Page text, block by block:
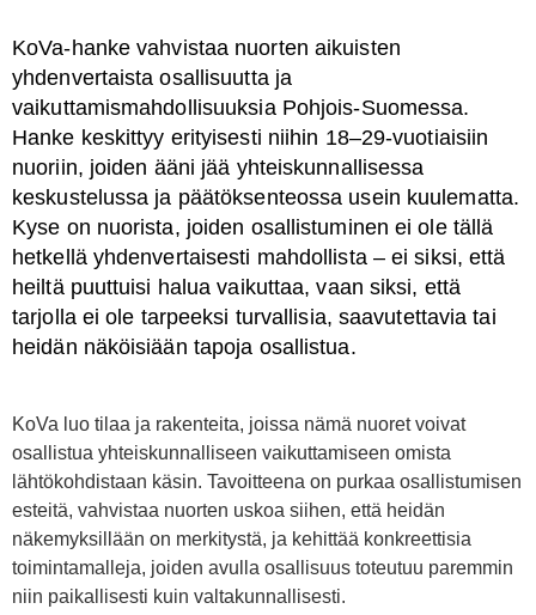
KoVa-hanke vahvistaa nuorten aikuisten
yhdenvertaista osallisuutta ja
vaikuttamismahdollisuuksia Pohjois-Suomessa.
Hanke keskittyy erityisesti niihin 18–29-vuotiaisiin
nuoriin, joiden ääni jää yhteiskunnallisessa
keskustelussa ja päätöksenteossa usein kuulematta.
Kyse on nuorista, joiden osallistuminen ei ole tällä
hetkellä yhdenvertaisesti mahdollista – ei siksi, että
heiltä puuttuisi halua vaikuttaa, vaan siksi, että
tarjolla ei ole tarpeeksi turvallisia, saavutettavia tai
heidän näköisiään tapoja osallistua.
KoVa luo tilaa ja rakenteita, joissa nämä nuoret voivat
osallistua yhteiskunnalliseen vaikuttamiseen omista
lähtökohdistaan käsin. Tavoitteena on purkaa osallistumisen
esteitä, vahvistaa nuorten uskoa siihen, että heidän
näkemyksillään on merkitystä, ja kehittää konkreettisia
toimintamalleja, joiden avulla osallisuus toteutuu paremmin
niin paikallisesti kuin valtakunnallisesti.